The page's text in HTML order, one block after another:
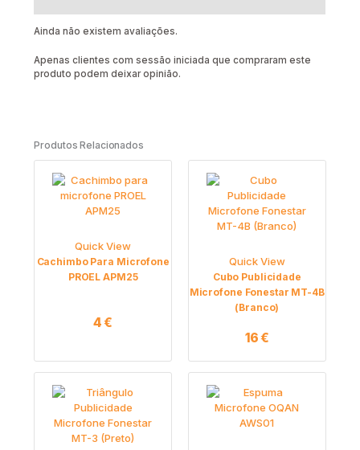
Ainda não existem avaliações.
Apenas clientes com sessão iniciada que compraram este
produto podem deixar opinião.
Produtos Relacionados
Quick View
Cachimbo Para Microfone
PROEL APM25
4€
Quick View
Cubo Publicidade
Microfone Fonestar MT-4B
(Branco)
16€